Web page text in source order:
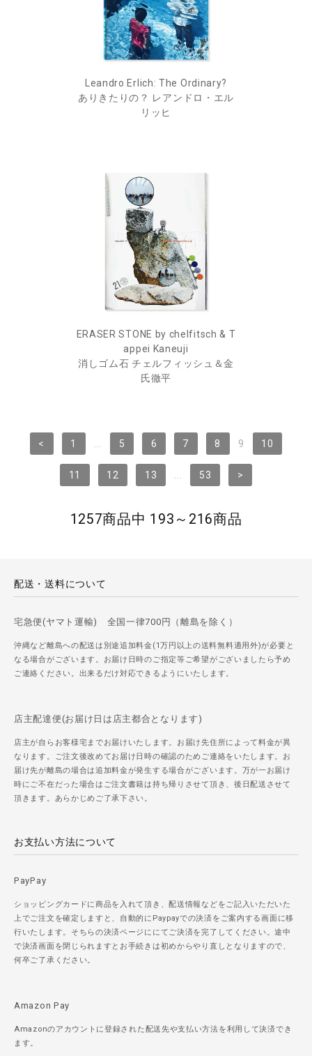
Leandro Erlich: The Ordinary?
ありきたりの？ レアンドロ・エル
リッヒ
ERASER STONE by chelfitsch & T
appei Kaneuji
消しゴム石 チェルフィッシュ＆金
氏徹平
< 1 5 6 7 8 9 10
11 12 13 53 >
1257商品中 193～216商品
配送・送料について
宅急便(ヤマト運輸) 全国一律700円（離島を除く）
沖縄など離島への配送は別途追加料金(1万円以上の送料無料適用外)が必要と
なる場合がございます。お届け日時のご指定等ご希望がございましたら予め
ご連絡ください。出来るだけ対応できるようにいたします。
店主配達便(お届け日は店主都合となります)
店主が自らお客様宅までお届けいたします。お届け先住所によって料金が異
なります。ご注文後改めてお届け日時の確認のためご連絡をいたします。お
届け先が離島の場合は追加料金が発生する場合がございます。万が一お届け
時にご不在だった場合はご注文書籍は持ち帰りさせて頂き、後日配送させて
頂きます。あらかじめご了承下さい。
お支払い方法について
PayPay
ショッピングカードに商品を入れて頂き、配送情報などをご記入いただいた
上でご注文を確定しますと、自動的にPaypayでの決済をご案内する画面に移
行いたします。そちらの決済ページににてご決済を完了してください。途中
で決済画面を閉じられますとお手続きは初めからやり直しとなりますので、
何卒ご了承ください。
Amazon Pay
Amazonのアカウントに登録された配送先や支払い方法を利用して決済でき
ます。